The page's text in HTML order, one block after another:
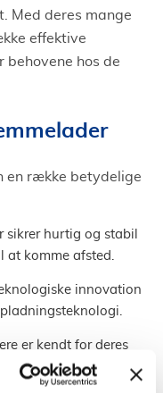
Med deres mange
effektive
behovene hos de
en række betydelige
sikrer hurtig og stabil
at komme afsted.
innovation
er kendt for deres
en problemfri